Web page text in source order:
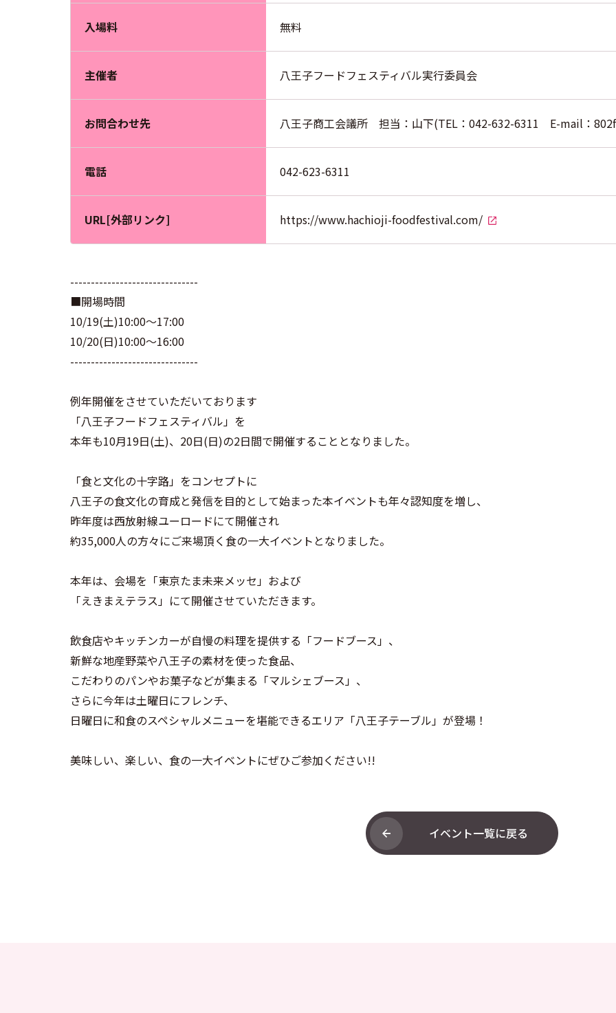
入場料 無料
主催者 八王子フードフェスティバル実行委員会
お問合わせ先 八王子商工会議所 担当：山下(TEL：042-632-6311 E-mail：
電話 042-623-6311
URL[外部リンク] https://www.hachioji-foodfestival.com/
-------------------------------
■開場時間
10/19(土)10:00～17:00
10/20(日)10:00～16:00
-------------------------------
例年開催をさせていただいております
「八王子フードフェスティバル」を
本年も10月19日(土)、20日(日)の2日間で開催することとなりました。
「食と文化の十字路」をコンセプトに
八王子の食文化の育成と発信を目的として始まった本イベントも年々認知度を増し、
昨年度は西放射線ユーロードにて開催され
約35,000人の方々にご来場頂く食の一大イベントとなりました。
本年は、会場を「東京たま未来メッセ」および
「えきまえテラス」にて開催させていただきます。
飲食店やキッチンカーが自慢の料理を提供する「フードブース」、
新鮮な地産野菜や八王子の素材を使った食品、
こだわりのパンやお菓子などが集まる「マルシェブース」、
さらに今年は土曜日にフレンチ、
日曜日に和食のスペシャルメニューを堪能できるエリア「八王子テーブル」が登場！
美味しい、楽しい、食の一大イベントにぜひご参加ください!!
イベント一覧に戻る